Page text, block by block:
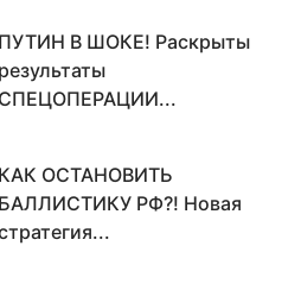
ПУТИН В ШОКЕ! Раскрыты
результаты
СПЕЦОПЕРАЦИИ...
КАК ОСТАНОВИТЬ
БАЛЛИСТИКУ РФ?! Новая